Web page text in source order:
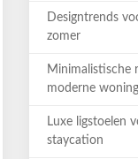
Designtrends
zomer
Minimalistische
moderne woning
Luxe ligstoelen
staycation